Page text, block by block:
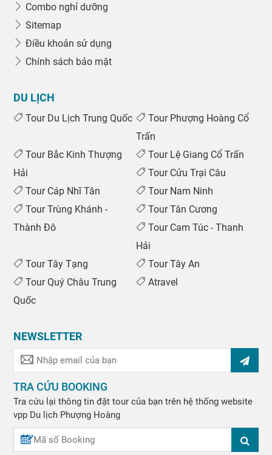
Combo nghỉ dưỡng
Sitemap
Điều khoản sử dụng
Chính sách bảo mật
DU LỊCH
Tour Du Lịch Trung Quốc
Tour Phượng Hoàng Cổ
Trấn
Tour Bắc Kinh Thượng
Hải
Tour Lệ Giang Cổ Trấn
Tour Cửu Trại Câu
Tour Cáp Nhĩ Tân
Tour Nam Ninh
Tour Trùng Khánh -
Thành Đô
Tour Tân Cương
Tour Cam Túc - Thanh
Hải
Tour Tây Tạng
Tour Tây An
Tour Quý Châu Trung
Quốc
Atravel
NEWSLETTER
TRA CỨU BOOKING
Tra cứu lại thông tin đặt tour của bạn trên hệ thống website
vpp Du lịch Phượng Hoàng